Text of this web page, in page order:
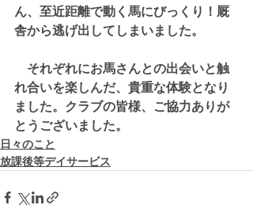
ん、至近距離で動く馬にびっくり！厩
舎から逃げ出してしまいました。
それぞれにお馬さんとの出会いと触
れ合いを楽しんだ、貴重な体験となり
ました。クラブの皆様、ご協力ありが
とうございました。
日々のこと
放課後等デイサービス